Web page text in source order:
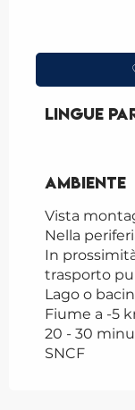
Lingue
Lingue
Ambiente
Ambiente
Vista
Nella
In
trasporto
Lago o
Fiume a -5
20 - 30
SNCF